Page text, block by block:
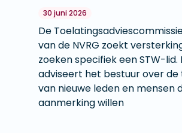
30 juni 2026
De
van de NVRG zoekt
zoeken specifiek een STW-lid.
adviseert het bestuur over
van nieuwe leden en mensen
aanmerking willen